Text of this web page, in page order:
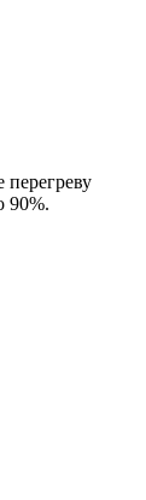
90%.